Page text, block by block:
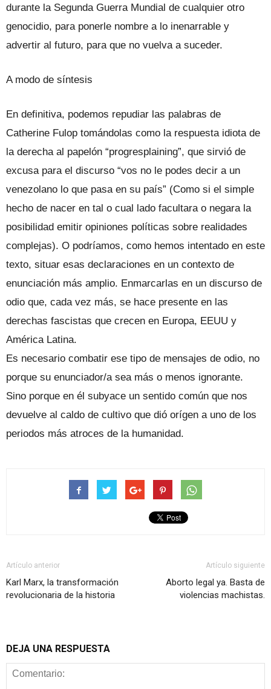
durante la Segunda Guerra Mundial de cualquier otro
genocidio, para ponerle nombre a lo inenarrable y
advertir al futuro, para que no vuelva a suceder.
A modo de síntesis
En definitiva, podemos repudiar las palabras de
Catherine Fulop tomándolas como la respuesta idiota de
la derecha al papelón “progresplaining”, que sirvió de
excusa para el discurso “vos no le podes decir a un
venezolano lo que pasa en su país” (Como si el simple
hecho de nacer en tal o cual lado facultara o negara la
posibilidad emitir opiniones políticas sobre realidades
complejas). O podríamos, como hemos intentado en este
texto, situar esas declaraciones en un contexto de
enunciación más amplio. Enmarcarlas en un discurso de
odio que, cada vez más, se hace presente en las
derechas fascistas que crecen en Europa, EEUU y
América Latina.
Es necesario combatir ese tipo de mensajes de odio, no
porque su enunciador/a sea más o menos ignorante.
Sino porque en él subyace un sentido común que nos
devuelve al caldo de cultivo que dió orígen a uno de los
periodos más atroces de la humanidad.
Artículo anterior
Karl Marx, la transformación
revolucionaria de la historia
Artículo siguiente
Aborto legal ya. Basta de
violencias machistas.
DEJA UNA RESPUESTA